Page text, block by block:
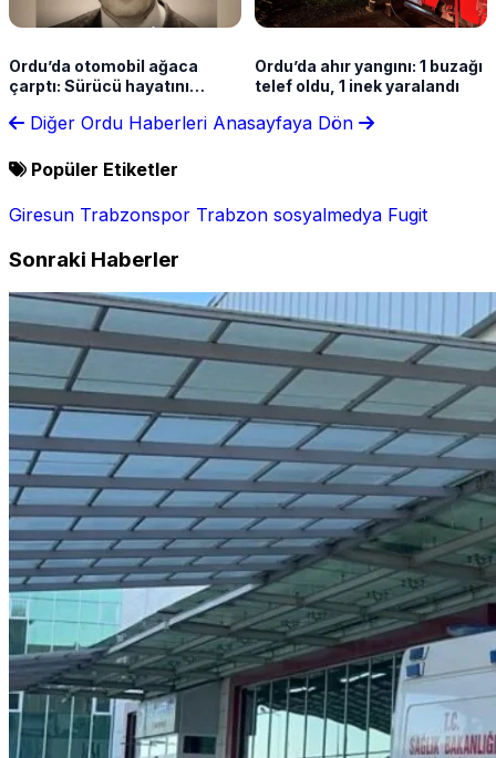
Ordu’da otomobil ağaca
çarptı: Sürücü hayatını
Ordu’da ahır yangını: 1 buzağı
telef oldu, 1 inek yaralandı
Diğer Ordu Haberleri Anasayfaya Dön
Popüler Etiketler
Giresun Trabzonspor Trabzon sosyalmedya Fugit
Sonraki Haberler